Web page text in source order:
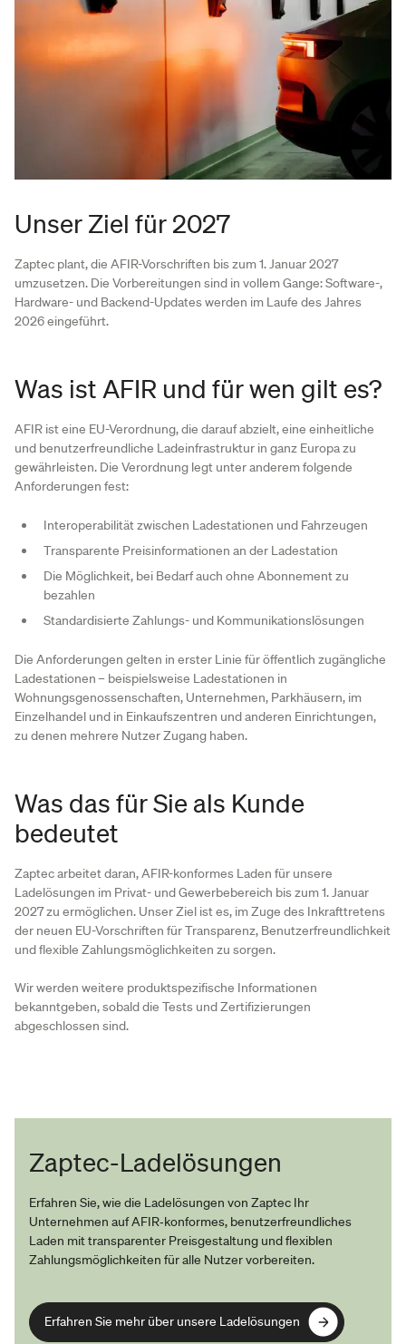
Unser Ziel für 2027
Zaptec plant, die AFIR-Vorschriften bis zum 1. Januar 2027
umzusetzen. Die Vorbereitungen sind in vollem Gange: Software-,
Hardware- und Backend-Updates werden im Laufe des Jahres
2026 eingeführt.
Was ist AFIR und für wen gilt es?
AFIR ist eine EU-Verordnung, die darauf abzielt, eine einheitliche
und benutzerfreundliche Ladeinfrastruktur in ganz Europa zu
gewährleisten. Die Verordnung legt unter anderem folgende
Anforderungen fest:
Interoperabilität zwischen Ladestationen und Fahrzeugen
Transparente Preisinformationen an der Ladestation
Die Möglichkeit, bei Bedarf auch ohne Abonnement zu
bezahlen
Standardisierte Zahlungs- und Kommunikationslösungen
Die Anforderungen gelten in erster Linie für öffentlich zugängliche
Ladestationen – beispielsweise Ladestationen in
Wohnungsgenossenschaften, Unternehmen, Parkhäusern, im
Einzelhandel und in Einkaufszentren und anderen Einrichtungen,
zu denen mehrere Nutzer Zugang haben.
Was das für Sie als Kunde
bedeutet
Zaptec arbeitet daran, AFIR-konformes Laden für unsere
Ladelösungen im Privat- und Gewerbebereich bis zum 1. Januar
2027 zu ermöglichen. Unser Ziel ist es, im Zuge des Inkrafttretens
der neuen EU-Vorschriften für Transparenz, Benutzerfreundlichkeit
und flexible Zahlungsmöglichkeiten zu sorgen.
Wir werden weitere produktspezifische Informationen
bekanntgeben, sobald die Tests und Zertifizierungen
abgeschlossen sind.
Zaptec-Ladelösungen
Erfahren Sie, wie die Ladelösungen von Zaptec Ihr
Unternehmen auf AFIR‑konformes, benutzerfreundliches
Laden mit transparenter Preisgestaltung und flexiblen
Zahlungsmöglichkeiten für alle Nutzer vorbereiten.
Erfahren Sie mehr über unsere Ladelösungen
Erfahren Sie mehr über unsere Ladelösungen